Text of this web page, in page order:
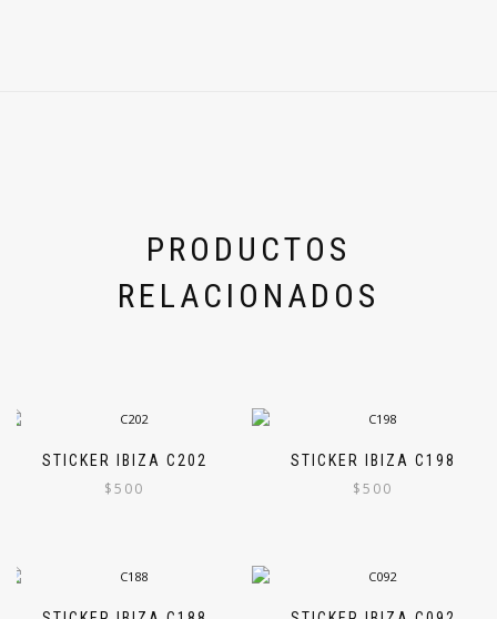
PRODUCTOS
RELACIONADOS
STICKER IBIZA C202
$500
STICKER IBIZA C198
$500